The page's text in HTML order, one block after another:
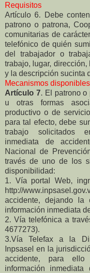
Requisitos
Artículo 6. Debe
patrono o patrona,
comunitarias de
telefónico de quién
del trabajador o
trabajo, lugar,
y la descripción sucinta
Mecanismos disponibles
Artículo 7. El patrono o
u otras formas
productivo o de
para tal efecto, debe
trabajo solicitados
inmediata de
Nacional de
través de uno de los
disponibilidad:
1. Vía portal Web,
http://
accidente, dejando la
información inmediata
2. Vía telefónica a
4677273).
3.Vía Telefax a la
Inpsasel en la
accidente, para
información